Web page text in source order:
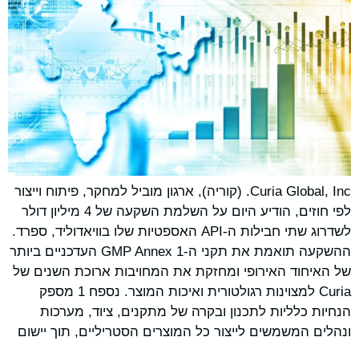
Curia Global, Inc. (קוריה), ארגון מוביל למחקר, פיתוח וייצור
לפי חוזים, הודיע היום על השלמת השקעה של 4 מיליון דולר
לשדרוג שתי חבילות ה-API האספטיות שלו בוויאדוליד, ספרד.
ההשקעה תואמת את תקני ה-GMP Annex 1 העדכניים ביותר
של האיחוד האירופי ומחזקת את המחויבות ארוכת השנים של
Curia למצוינות רגולטורית ואיכות המוצר. נספח 1 מספק
הנחיות כלליות לתכנון ובקרה של מתקנים, ציוד, מערכות
ונהלים המשמשים לייצור כל המוצרים הסטריליים, תוך יישום